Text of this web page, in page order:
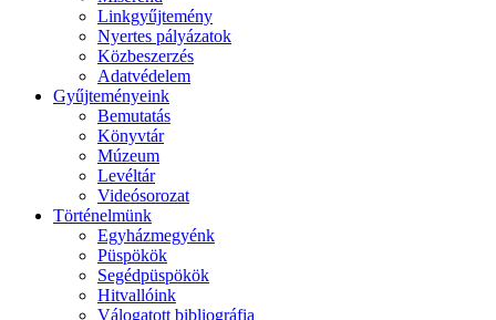
Linkgyűjtemény
Nyertes pályázatok
Közbeszerzés
Adatvédelem
Gyűjteményeink
Bemutatás
Könyvtár
Múzeum
Levéltár
Videósorozat
Történelmünk
Egyházmegyénk
Püspökök
Segédpüspökök
Hitvallóink
Válogatott bibliográfia